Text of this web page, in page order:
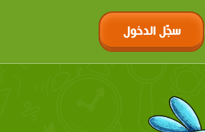
سجّل الدخول